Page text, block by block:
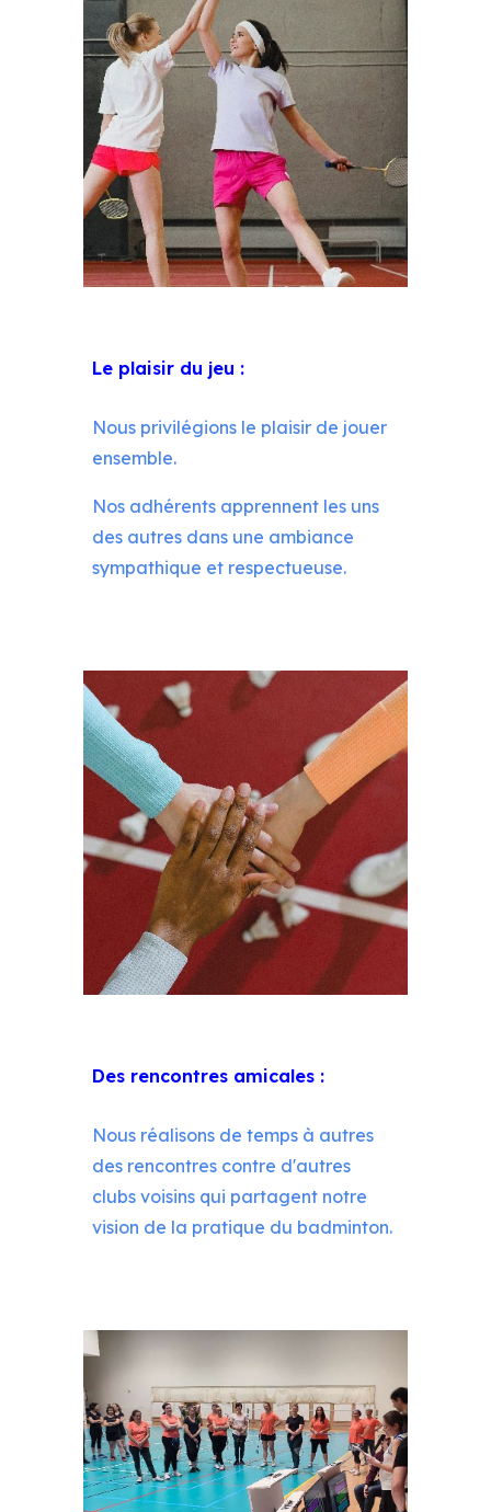
Le plaisir du jeu :
Nous privilégions le plaisir de jouer
ensemble.
Nos adhérents apprennent les uns
des autres dans une ambiance
sympathique et respectueuse.
Des rencontres amicales :
Nous réalisons de temps à autres
des rencontres contre d'autres
clubs voisins qui partagent notre
vision de la pratique du badminton.